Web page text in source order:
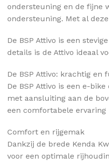
ondersteuning en de fijne
ondersteuning. Met al
De BSP Attivo is een
details is de Attivo ideaal
De BSP Attivo: krachtig en
De BSP Attivo is een e-
met aansluiting aan de
een comfortabele
Comfort en rijgemak
Dankzij de brede Kenda
voor een optimale